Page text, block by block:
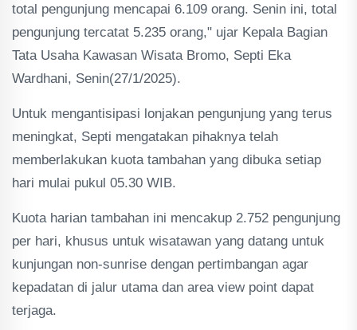
total pengunjung mencapai 6.109 orang. Senin ini, total
pengunjung tercatat 5.235 orang," ujar Kepala Bagian
Tata Usaha Kawasan Wisata Bromo, Septi Eka
Wardhani, Senin(27/1/2025).
Untuk mengantisipasi lonjakan pengunjung yang terus
meningkat, Septi mengatakan pihaknya telah
memberlakukan kuota tambahan yang dibuka setiap
hari mulai pukul 05.30 WIB.
Kuota harian tambahan ini mencakup 2.752 pengunjung
per hari, khusus untuk wisatawan yang datang untuk
kunjungan non-sunrise dengan pertimbangan agar
kepadatan di jalur utama dan area view point dapat
terjaga.